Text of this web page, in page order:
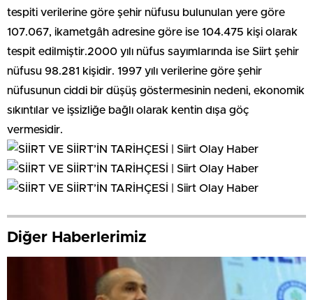
tespiti verilerine göre şehir nüfusu bulunulan yere göre
107.067, ikametgâh adresine göre ise 104.475 kişi olarak
tespit edilmiştir.2000 yılı nüfus sayımlarında ise Siirt şehir
nüfusu 98.281 kişidir. 1997 yılı verilerine göre şehir
nüfusunun ciddi bir düşüş göstermesinin nedeni, ekonomik
sıkıntılar ve işsizliğe bağlı olarak kentin dışa göç
vermesidir.
Diğer Haberlerimiz